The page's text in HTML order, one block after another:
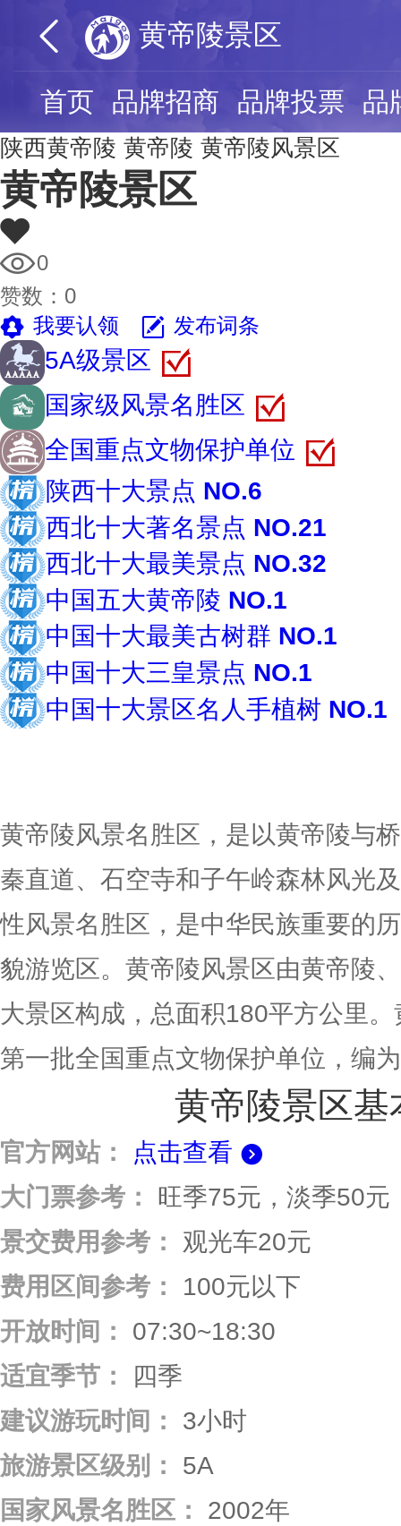
黄帝陵景区
首页 品牌招商 品牌投票 品
陕西黄帝陵 黄帝陵 黄帝陵风景区
黄帝陵景区
0
赞数： 0
我要认领
发布词条
5A级景区
国家级风景名胜区
全国重点文物保护单位
陕西十大景点 NO.6
西北十大著名景点 NO.21
西北十大最美景点 NO.32
中国五大黄帝陵 NO.1
中国十大最美古树群 NO.1
中国十大三皇景点 NO.1
中国十大景区名人手植树 NO.1
黄帝陵风景名胜区，是以黄帝陵与
秦直道、石空寺和子午岭森林风光
性风景名胜区，是中华民族重要的
貌游览区。黄帝陵风景区由黄帝陵
大景区构成，总面积180平方公里
第一批全国重点文物保护单位，编
黄帝陵景区基
官方网站：
点击查看
大门票参考：
旺季75元，淡季50元
景交费用参考：
观光车20元
费用区间参考：
100元以下
开放时间：
07:30~18:30
适宜季节：
四季
建议游玩时间：
3小时
旅游景区级别：
5A
国家风景名胜区：
2002年